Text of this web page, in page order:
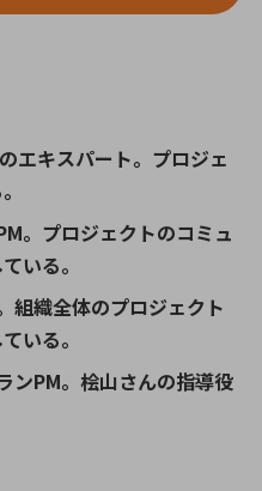
小ロット
エキスパート。プロジェ
。プロジェクトのコミュ
いる。
組織全体のプロジェクト
いる。
ンPM。桧山さんの指導役